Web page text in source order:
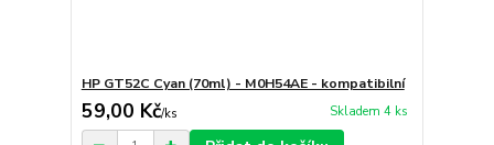
HP GT52C Cyan (70ml) - M0H54AE - kompatibilní
59,00 Kč/ks Skladem 4 ks